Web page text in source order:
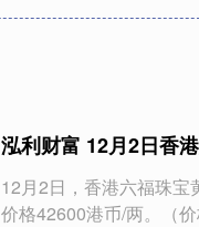
泓利财富 12月2日香
12月2日，香港六福珠
价格42600港币/两。（